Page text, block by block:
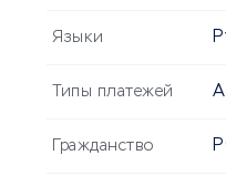
Языки
Типы платежей
Гражданство